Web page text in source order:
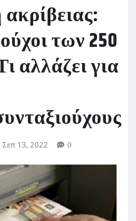
των 250
αλλάζει για
Σεπ 13, 2022 0